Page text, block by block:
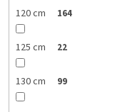
120 cm 164
125 cm 22
130 cm 99